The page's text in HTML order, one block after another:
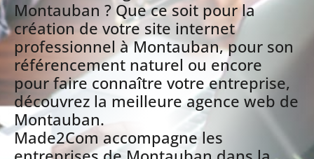
Montauban ? Que ce soit pour la
création de votre site internet
professionnel à Montauban, pour son
référencement naturel ou encore
pour faire connaître votre entreprise,
découvrez la meilleure agence web de
Montauban.
Made2Com accompagne les